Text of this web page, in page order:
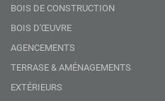
BOIS DE CONSTRUCTION
BOIS D'ŒUVRE
AGENCEMENTS
TERRASE & AMÉNAGEMENTS
EXTÉRIEURS